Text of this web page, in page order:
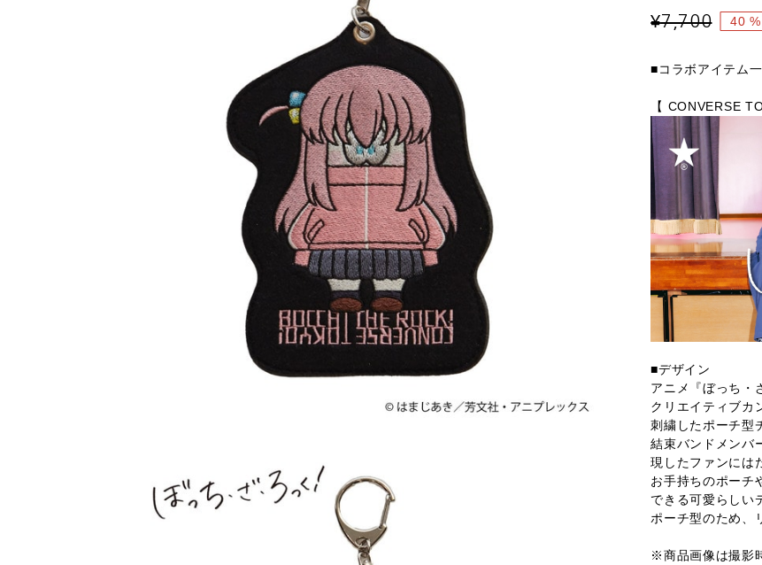
¥7,700 40
■コラボアイテム
【 CONVERSE
■デザイン
アニメ『ぼっち・
クリエイティブカ
刺繍したポーチ型
結束バンドメンバ
現したファンには
お手持ちのポーチ
できる可愛らしい
ポーチ型のため、
※商品画像は撮影